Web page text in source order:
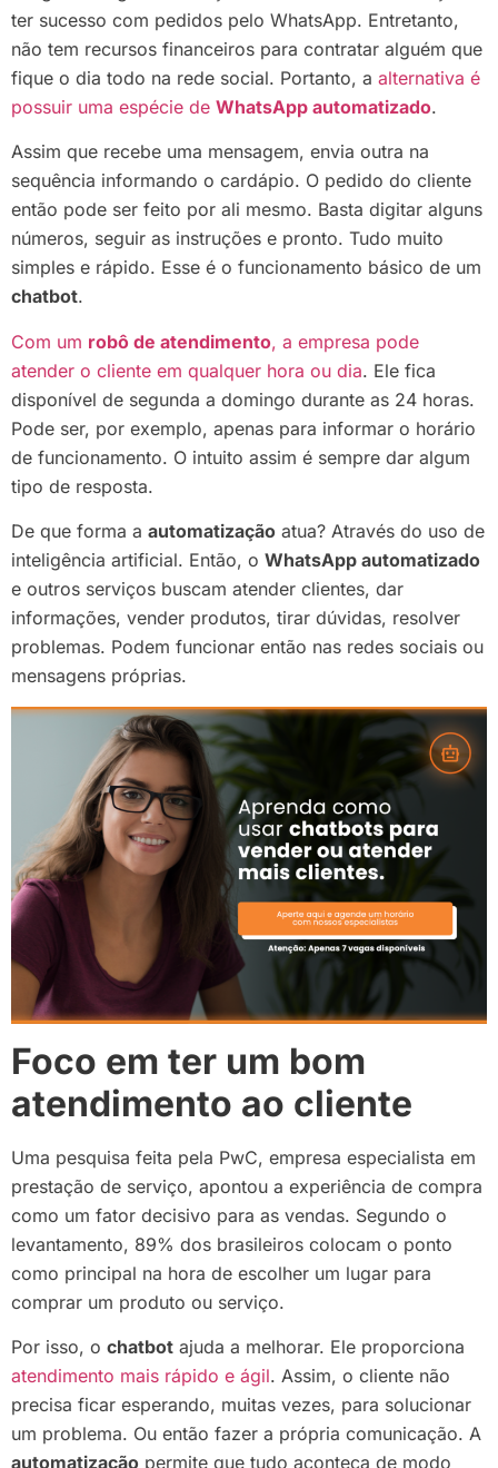
ter sucesso com pedidos pelo WhatsApp. Entretanto,
não tem recursos financeiros para contratar alguém que
fique o dia todo na rede social. Portanto, a alternativa é
possuir uma espécie de WhatsApp automatizado.
Assim que recebe uma mensagem, envia outra na
sequência informando o cardápio. O pedido do cliente
então pode ser feito por ali mesmo. Basta digitar alguns
números, seguir as instruções e pronto. Tudo muito
simples e rápido. Esse é o funcionamento básico de um
chatbot.
Com um robô de atendimento, a empresa pode
atender o cliente em qualquer hora ou dia. Ele fica
disponível de segunda a domingo durante as 24 horas.
Pode ser, por exemplo, apenas para informar o horário
de funcionamento. O intuito assim é sempre dar algum
tipo de resposta.
De que forma a automatização atua? Através do uso de
inteligência artificial. Então, o WhatsApp automatizado
e outros serviços buscam atender clientes, dar
informações, vender produtos, tirar dúvidas, resolver
problemas. Podem funcionar então nas redes sociais ou
mensagens próprias.
Foco em ter um bom
atendimento ao cliente
Uma pesquisa feita pela PwC, empresa especialista em
prestação de serviço, apontou a experiência de compra
como um fator decisivo para as vendas. Segundo o
levantamento, 89% dos brasileiros colocam o ponto
como principal na hora de escolher um lugar para
comprar um produto ou serviço.
Por isso, o chatbot ajuda a melhorar. Ele proporciona
atendimento mais rápido e ágil. Assim, o cliente não
precisa ficar esperando, muitas vezes, para solucionar
um problema. Ou então fazer a própria comunicação. A
automatização permite que tudo aconteça de modo